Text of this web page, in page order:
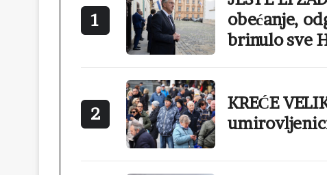
1
obećanje,
brinulo sve
2
KREĆE